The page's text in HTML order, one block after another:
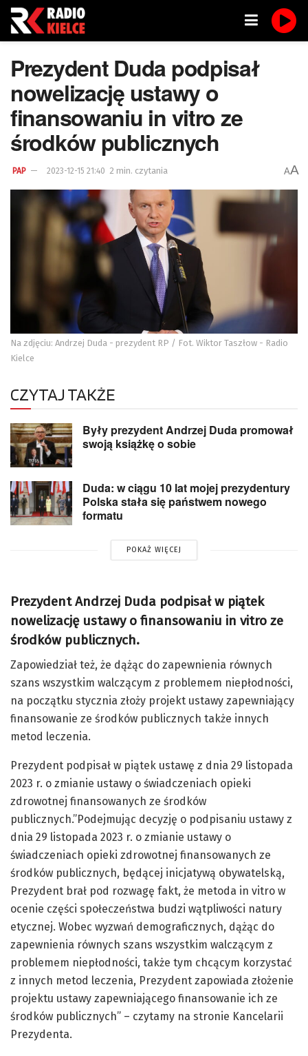
Prezydent Duda podpisał
nowelizację ustawy o
finansowaniu in vitro ze
środków publicznych
PAP 2023-12-15 21:40 2 min. czytania AA
Na zdjęciu: Andrzej Duda - prezydent RP / Fot. Wiktor Taszłow - Radio
Kielce
CZYTAJ TAKŻE
Były prezydent Andrzej Duda promował
swoją książkę o sobie
Duda: w ciągu 10 lat mojej prezydentury
Polska stała się państwem nowego
formatu
POKAŻ WIĘCEJ
Prezydent Andrzej Duda podpisał w piątek
nowelizację ustawy o finansowaniu in vitro ze
środków publicznych.
Zapowiedział też, że dążąc do zapewnienia równych
szans wszystkim walczącym z problemem niepłodności,
na początku stycznia złoży projekt ustawy zapewniający
finansowanie ze środków publicznych także innych
metod leczenia.
Prezydent podpisał w piątek ustawę z dnia 29 listopada
2023 r. o zmianie ustawy o świadczeniach opieki
zdrowotnej finansowanych ze środków
publicznych.”Podejmując decyzję o podpisaniu ustawy z
dnia 29 listopada 2023 r. o zmianie ustawy o
świadczeniach opieki zdrowotnej finansowanych ze
środków publicznych, będącej inicjatywą obywatelską,
Prezydent brał pod rozwagę fakt, że metoda in vitro w
ocenie części społeczeństwa budzi wątpliwości natury
etycznej. Wobec wyzwań demograficznych, dążąc do
zapewnienia równych szans wszystkim walczącym z
problemem niepłodności, także tym chcącym korzystać
z innych metod leczenia, Prezydent zapowiada złożenie
projektu ustawy zapewniającego finansowanie ich ze
środków publicznych” – czytamy na stronie Kancelarii
Prezydenta.